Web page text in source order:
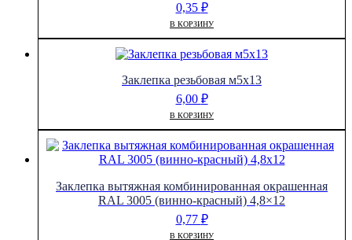
0,35 ₽
В КОРЗИНУ
Заклепка резьбовая м5х13
6,00 ₽
В КОРЗИНУ
Заклепка вытяжная комбинированная окрашенная
RAL 3005 (винно-красный) 4,8×12
0,77 ₽
В КОРЗИНУ